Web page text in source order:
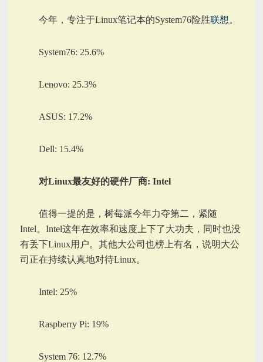
今年，专注于Linux笔记本的System76险胜联想。
System76: 25.6%
Lenovo: 25.3%
ASUS: 17.2%
Dell: 15.4%
对Linux最友好的硬件厂商: Intel
值得一提的是，树莓派今年力夺第二，紧随
Intel。Intel这年在效率和速度上下了大功夫，同时也没
有丢下Linux用户。其他大公司也榜上有名，说明大公
司正在持续认真地对待Linux。
Intel: 25%
Raspberry Pi: 19%
System 76: 12.7%